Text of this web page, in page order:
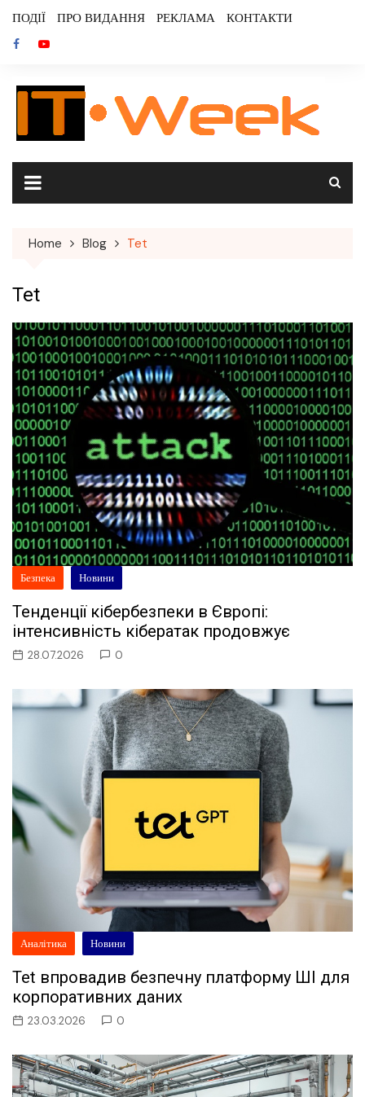
content
ПОДІЇ ПРО ВИДАННЯ РЕКЛАМА КОНТАКТИ
Home Blog Tet
Tet
Безпека Новини
Тенденції кібербезпеки в Європі:
інтенсивність кібератак продовжує
28.07.2026 0
Аналітика Новини
Tet впровадив безпечну платформу ШІ для
корпоративних даних
23.03.2026 0